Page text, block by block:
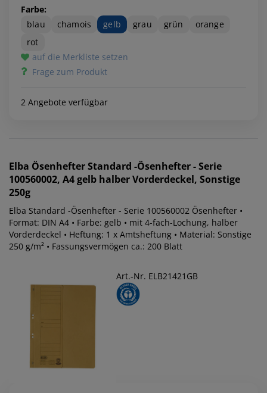
Farbe:
blau
chamois gelb grau grün
orange
rot
auf die Merkliste setzen
Frage zum Produkt
2 Angebote verfügbar
Elba Ösenhefter Standard -Ösenhefter - Serie
100560002, A4 gelb halber Vorderdeckel, Sonstige
250g
Elba Standard -Ösenhefter - Serie 100560002 Ösenhefter •
Format: DIN A4 • Farbe: gelb • mit 4-fach-Lochung, halber
Vorderdeckel • Heftung: 1 x Amtsheftung • Material: Sonstige
250 g/m² • Fassungsvermögen ca.: 200 Blatt
Art.-Nr. ELB21421GB